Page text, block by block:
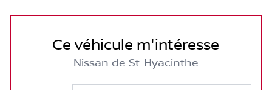
Ce véhicule m'intéresse
Nissan de St-Hyacinthe